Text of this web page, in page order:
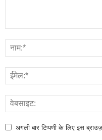
अगली बार टिप्पणी के लिए इस